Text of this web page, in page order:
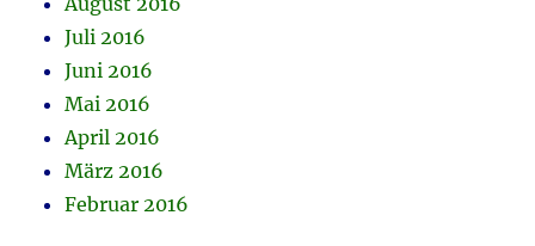
Juli 2016
Juni 2016
Mai 2016
April 2016
März 2016
Februar 2016